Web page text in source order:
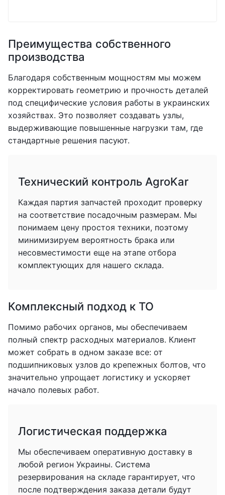
Преимущества собственного
производства
Благодаря собственным мощностям мы можем
корректировать геометрию и прочность деталей
под специфические условия работы в украинских
хозяйствах. Это позволяет создавать узлы,
выдерживающие повышенные нагрузки там, где
стандартные решения пасуют.
Технический контроль AgroKar
Каждая партия запчастей проходит проверку
на соответствие посадочным размерам. Мы
понимаем цену простоя техники, поэтому
минимизируем вероятность брака или
несовместимости еще на этапе отбора
комплектующих для нашего склада.
Комплексный подход к ТО
Помимо рабочих органов, мы обеспечиваем
полный спектр расходных материалов. Клиент
может собрать в одном заказе все: от
подшипниковых узлов до крепежных болтов, что
значительно упрощает логистику и ускоряет
начало полевых работ.
Логистическая поддержка
Мы обеспечиваем оперативную доставку в
любой регион Украины. Система
резервирования на складе гарантирует, что
после подтверждения заказа детали будут